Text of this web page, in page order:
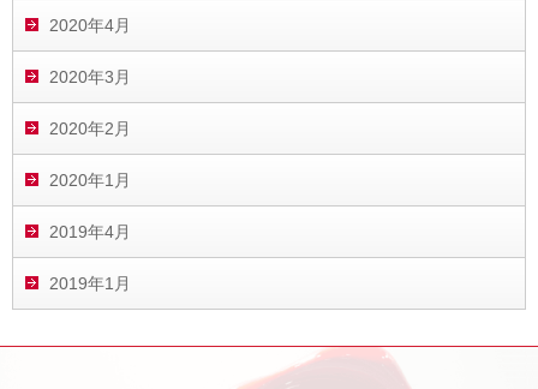
2020年4月
2020年3月
2020年2月
2020年1月
2019年4月
2019年1月